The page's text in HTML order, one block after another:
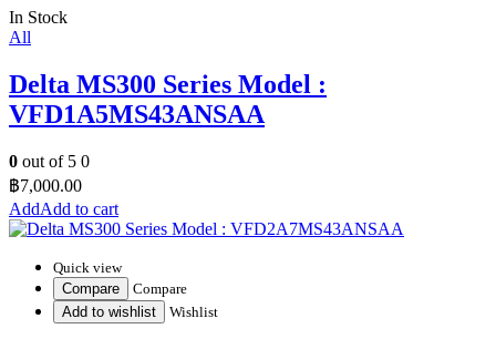
In Stock
All
Delta MS300 Series Model :
VFD1A5MS43ANSAA
0 out of 5 0
฿7,000.00
Add to cart
Quick view
Compare
Compare
Add to wishlist
Wishlist